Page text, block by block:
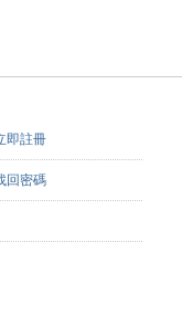
即註冊
回密碼